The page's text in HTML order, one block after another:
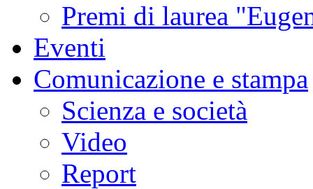
Premi di laurea
Eventi
Comunicazione e stampa
Scienza e società
Video
Report